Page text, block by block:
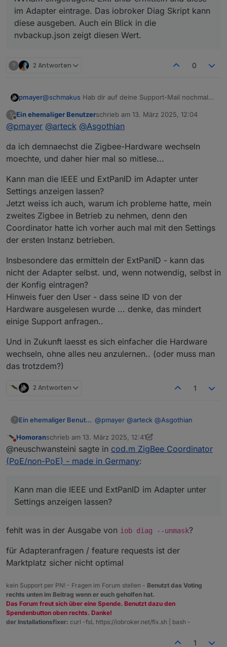
im Adapter eintrage. Das iobroker Diag Skript kann
diese ausgeben. Auch ein Blick in die
nvbackup.json zeigt diesen Wert.
? 2 Antworten 0
pmayer@schmakus Hab dir auf deine Support-Mail nochmal
Du könntest noch das hier probieren:
(PoE/non-PoE) - made in Germany:
Wenn die User die bisher im Adapter
umstellen, dann wird bei Koordinatoren die eine
IEEE besitzen deren IEEE als ExtPanID genutzt
(abweichend von der Konfiguration). Das
bedeutet das sich dann im NVRam (auf dem
Koordinator sowie auf der Sicherung im Adapter)
eine andere ExtPanID befindet als in der Adapter-
Konfiguration angegeben ist. Da diese in dieser
natürlich zu Problemen führen, insbesondere
wenn man die Hardware austauschen will.
Die korrekte Gegenmassnahme ist das eintragen
einer eigenen ExtPanID un der Adapter
Konfiguration. Wenn Das Kind bereits im Brunnen
ist - sprich der Adapter schon mit 16D und einem
modernen Koordinator läuft - muss man die im
NVRam eingetragene ExtPanID ermitteln und
diese im Adapter eintrage. Das iobroker Diag
nvbackup.json zeigt diesen Wert.
? Ein ehemaliger Benutzerschrieb am 13. März 2025, 12:04
zuletzt editiert von
@pmayer @arteck @Asgothian
da ich demnaechst die Zigbee-Hardware wechseln
moechte, und daher hier mal so mitlese...
Kann man die IEEE und ExtPanID im Adapter unter
Settings anzeigen lassen?
Jetzt weiss ich auch, warum ich probleme hatte, mein
zweites Zigbee in Betrieb zu nehmen, denn den
Coordinator hatte ich vorher auch mal mit den Settings
der ersten Instanz betrieben.
Insbesondere das ermitteln der ExtPanID - kann das
nicht der Adapter selbst. und, wenn notwendig, selbst in
der Konfig eintragen?
Hinweis fuer den User - dass seine ID von der
Hardware ausgelesen wurde ... denke, das mindert
einige Support anfragen..
Und in Zukunft laesst es sich einfacher die Hardware
wechseln, ohne alles neu anzulernen.. (oder muss man
das trotzdem?)
2 Antworten 1
? Ein ehemaliger Benutzer @pmayer @arteck @Asgothian
da ich demnaechst die Zigbee-
Hardware wechseln moechte, und
daher hier mal so mitlese...
Kann man die IEEE und ExtPanID im
Adapter unter Settings anzeigen
Jetzt weiss ich auch, warum ich
probleme hatte, mein zweites Zigbee
in Betrieb zu nehmen, denn den
mit den Settings der ersten Instanz
ExtPanID - kann das nicht der Adapter
selbst. und, wenn notwendig, selbst
in der Konfig eintragen?
von der Hardware ausgelesen wurde
... denke, das mindert einige Support
Und in Zukunft laesst es sich
muss man das trotzdem?)
Nicht stören
Homoranschrieb am 13. März 2025, 12:41
zuletzt editiert von Homoran
@neuschwansteini sagte in cod.m ZigBee Coordinator
(PoE/non-PoE) - made in Germany:
Kann man die IEEE und ExtPanID im Adapter unter
Settings anzeigen lassen?
fehlt was in der Ausgabe von iob diag --unmask?
für Adapteranfragen / feature requests ist der
Marktplatz sicher nicht optimal
kein Support per PN! - Fragen im Forum stellen - Benutzt das Voting
rechts unten im Beitrag wenn er euch geholfen hat.
Das Forum freut sich über eine Spende. Benutzt dazu den
Spendenbutton oben rechts. Danke!
der Installationsfixer: curl -fsL https://iobroker.net/fix.sh | bash -
1